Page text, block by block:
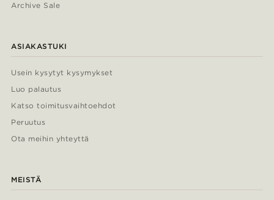
Archive Sale
ASIAKASTUKI
Usein kysytyt kysymykset
Luo palautus
Katso toimitusvaihtoehdot
Peruutus
Ota meihin yhteyttä
MEISTÄ